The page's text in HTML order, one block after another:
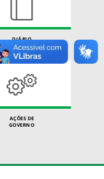
DIÁRIO
OFICIAL
AÇÕES DE
GOVERNO